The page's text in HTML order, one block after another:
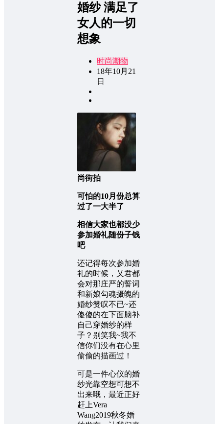
婚纱 满足了
女人的一切
想象
时尚潮物
18年10月21
日
尚街拍
可怕的10月份总算
过了一大半了
相信大家也都没少
参加婚礼随份子钱
吧
还记得每次参加婚
礼的时候，乂君都
会对那庄严的誓词
和新娘勾魂摄魄的
婚纱赞叹不已~还
傻傻的在下面脑补
自己穿婚纱的样
子？别笑我~我不
信你们没有在心里
偷偷的描画过！
可是一件心仪的婚
纱光靠空想可想不
出来哦，最近正好
赶上Vera
Wang2019秋冬婚